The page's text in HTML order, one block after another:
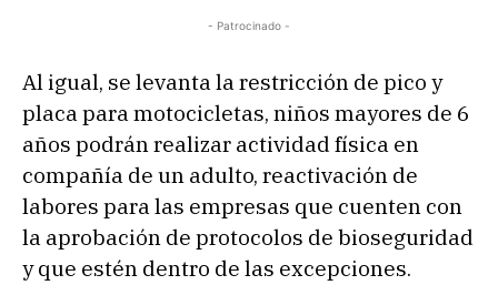
- Patrocinado -
Al igual, se levanta la restricción de pico y
placa para motocicletas, niños mayores de 6
años podrán realizar actividad física en
compañía de un adulto, reactivación de
labores para las empresas que cuenten con
la aprobación de protocolos de bioseguridad
y que estén dentro de las excepciones.